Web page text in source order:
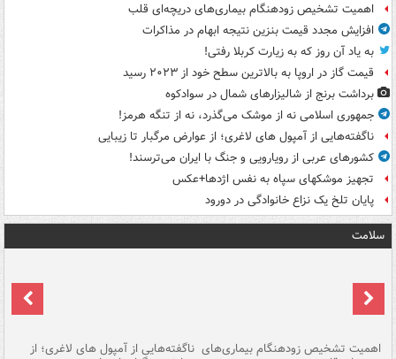
اهمیت تشخیص زودهنگام بیماری‌های دریچه‌ای قلب
افزایش مجدد قیمت بنزین نتیجه ابهام در مذاکرات
به یاد آن روز که به زیارت کربلا رفتی!
قیمت گاز در اروپا به بالاترین سطح خود از ۲۰۲۳ رسید
برداشت برنج از شالیزارهای شمال در سوادکوه
جمهوری اسلامی نه از موشک می‌گذرد، نه از تنگه هرمز!
ناگفته‌هایی از آمپول های لاغری؛ از عوارض مرگبار تا زیبایی
کشورهای عربی از رویارویی و جنگ با ایران می‌ترسند!
تجهیز موشکهای سپاه به نفس اژدها+عکس
پایان تلخ یک نزاع خانوادگی در دورود
سلامت
اهمیت تشخیص زودهنگام بیماری‌های ناگفته‌هایی از آمپول های لاغری؛ از